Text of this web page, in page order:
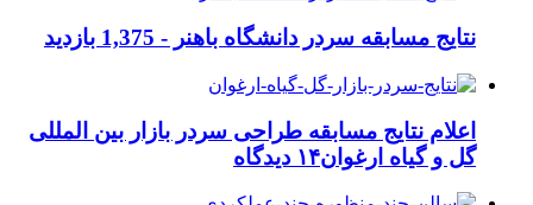
نتایج مسابقه سردر دانشگاه باهنر - 1,375 بازدید
اعلام نتایج مسابقه طراحی سردر بازار بین المللی
گل و گیاه ارغوان۱۴ دیدگاه